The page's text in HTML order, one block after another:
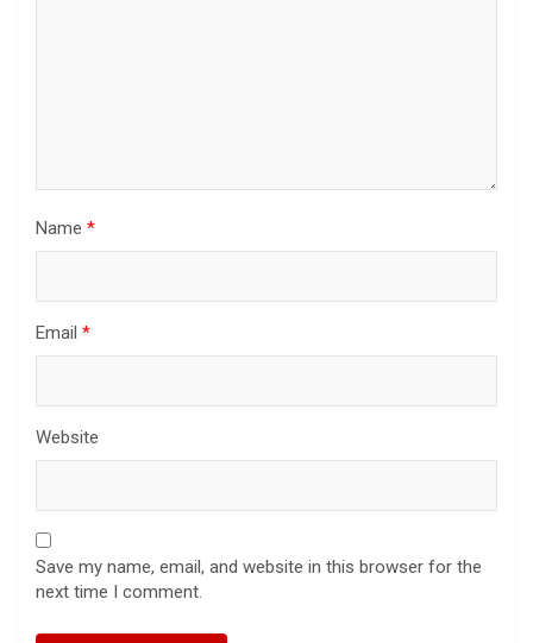
Name *
Email *
Website
Save my name, email, and website in this browser for the
next time I comment.